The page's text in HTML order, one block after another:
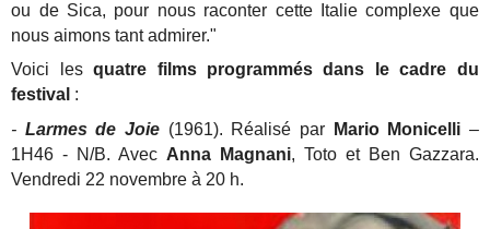
ou de Sica, pour nous raconter cette Italie complexe que
nous aimons tant admirer."
Voici lesquatre films programmés dans le cadre du
festival :
- Larmes de Joie (1961). Réalisé par Mario Monicelli –
1H46 - N/B. Avec Anna Magnani, Toto et Ben Gazzara.
Vendredi 22 novembre à 20 h.